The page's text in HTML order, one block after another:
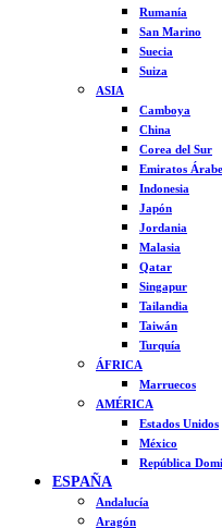
Rumanía
San Marino
Suecia
Suiza
ASIA
Camboya
China
Corea del Sur
Emiratos
Indonesia
Japón
Jordania
Malasia
Qatar
Singapur
Tailandia
Taiwán
Turquía
ÁFRICA
Marruecos
AMÉRICA
Estados Unidos
México
República
ESPAÑA
Andalucía
Aragón